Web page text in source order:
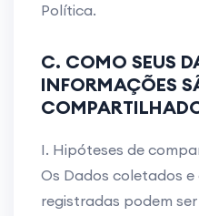
Política.
C. COMO SEUS
INFORMAÇÕES
I. Hipóteses de
Os Dados coletados e
registradas podem